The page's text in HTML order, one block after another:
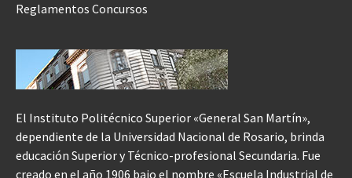
Reglamentos Concursos
El Instituto Politécnico Superior «General San Martín»,
dependiente de la Universidad Nacional de Rosario, brinda
educación Superior y Técnico-profesional Secundaria. Fue
creado en el año 1906 bajo el nombre «Escuela Industrial de